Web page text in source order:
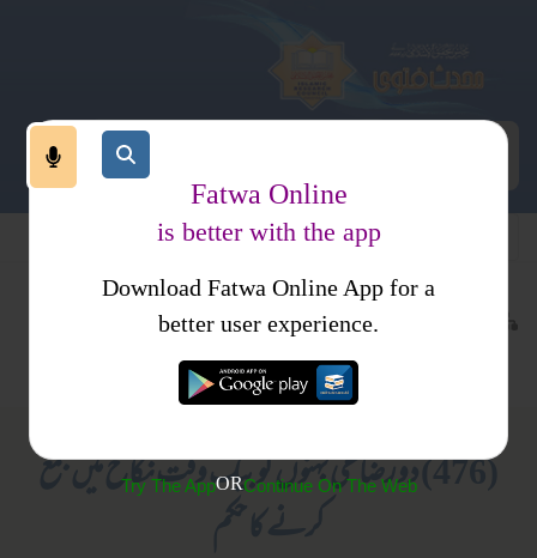
طلاق
کتب فتاوی
عورتوں کے لیے صرف
(476) دورضاعی بہنوں کو بیک وقت نکاح میں جمع
کرنے کا حکم
Fatwa Online
is better with the app
Download Fatwa Online App for a
better user experience.
Try The AppORContinue On The Web